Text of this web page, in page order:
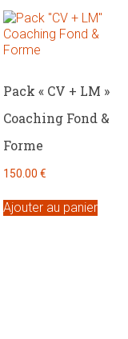
Pack « CV + LM »
Coaching Fond &
Forme
150.00€
Ajouter au panier